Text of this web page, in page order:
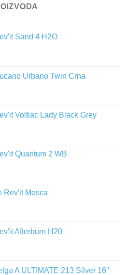
Sand 4 H2O
Urbano Twin Crna
Voltiac Lady Black Grey
Quantum 2 WB
Rev'it Mosca
Afterburn H20
A ULTIMATE 213 Silver 16"